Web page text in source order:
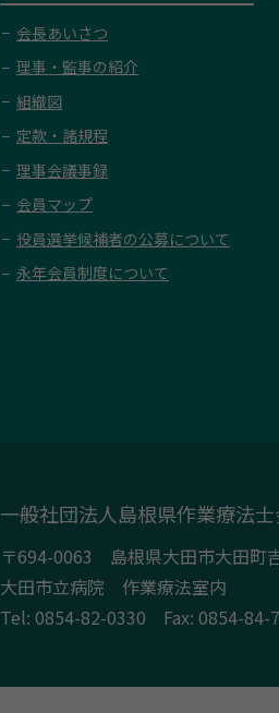
会長あいさつ
理事・監事の紹介
組織図
定款・諸規程
理事会議事録
会員マップ
役員選挙候補者の公募について
永年会員制度について
一般社団法人島根県作業療法
〒694-0063 島根県大田市大田町
大田市立病院 作業療法室内
Tel: 0854-82-0330 Fax: 0854-84-